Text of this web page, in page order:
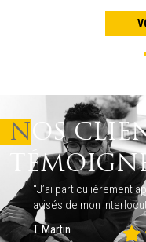
NOS
“J’ai particulièrement
avisés de mon
T. Martin